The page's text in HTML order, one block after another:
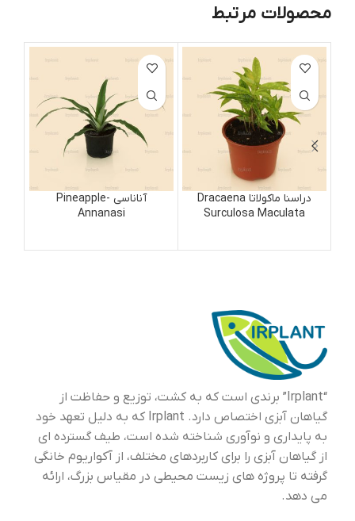
محصولات مرتبط
دراسنا ماکولاتا Dracaena
Surculosa Maculata
آناناسی Pineapple-
Annanasi
“Irplant” برندی است که به کشت، توزیع و حفاظت از
گیاهان آبزی اختصاص دارد. Irplant که به دلیل تعهد خود
به پایداری و نوآوری شناخته شده است، طیف گسترده ای
از گیاهان آبزی را برای کاربردهای مختلف، از آکواریوم خانگی
گرفته تا پروژه های زیست محیطی در مقیاس بزرگ، ارائه
می دهد.